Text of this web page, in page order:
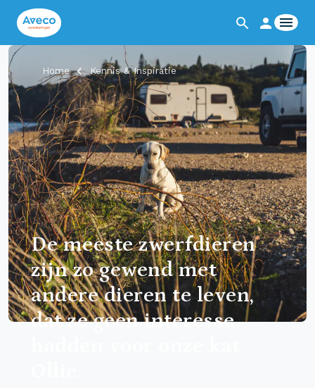
Home Kennis & Inspiratie
De meeste zwerfdieren
zijn zo gewend met
andere dieren te leven,
dat ze geen interesse